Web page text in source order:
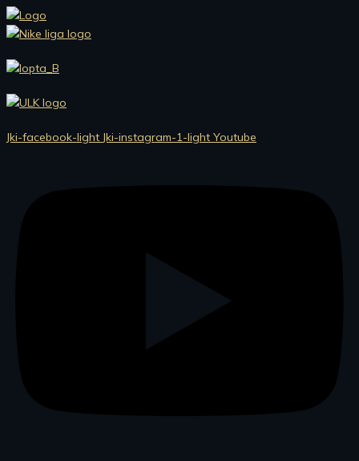
Preskočiť
na
Jki-facebook-light Jki-instagram-1-light Youtube